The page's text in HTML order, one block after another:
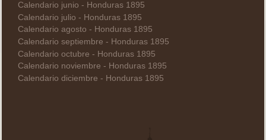
Calendario junio - Honduras 1895
Calendario julio - Honduras 1895
Calendario agosto - Honduras 1895
Calendario septiembre - Honduras 1895
Calendario octubre - Honduras 1895
Calendario noviembre - Honduras 1895
Calendario diciembre - Honduras 1895